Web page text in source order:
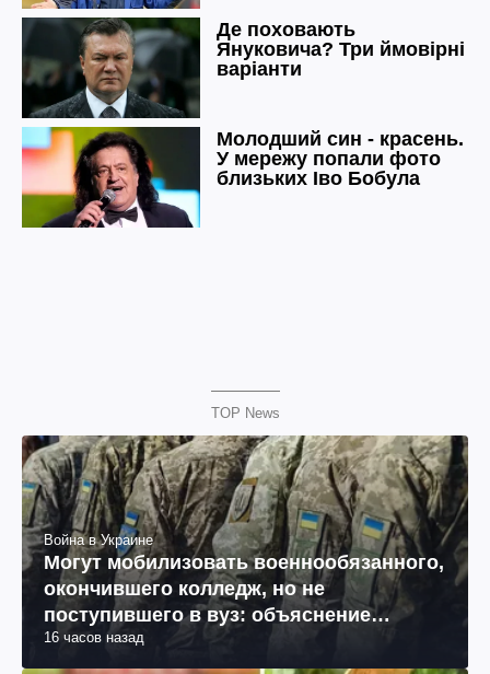
Могут мобилизовать военнообязанного,
окончившего колледж, но не
поступившего в вуз: объяснение
юриста
16 часов назад
Рецепты
По вкусу как киви: рецепт варенья из